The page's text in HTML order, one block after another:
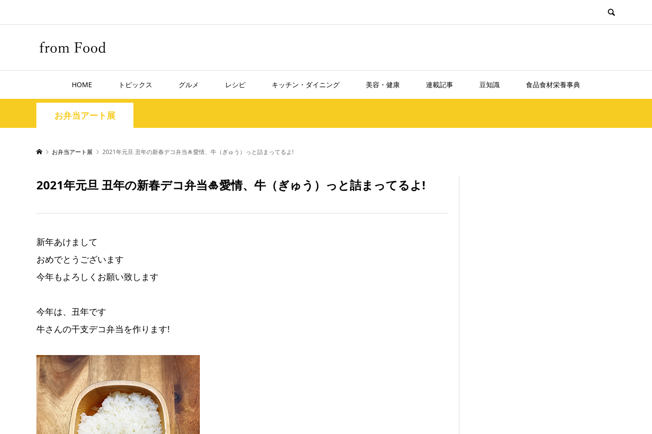
HOME トピックス グルメ レシピ キッチン・ダイニング 美容・健康 連載記事 豆知識 食品食材栄養事典
お弁当アート展
お弁当アート展 2021年元旦 丑年の新春デコ弁当🎍愛情、牛（ぎゅう）っと詰まってるよ!
2021年元旦 丑年の新春デコ弁当🎍愛情、牛（ぎゅう）っと詰まってるよ!
新年あけまして
おめでとうございます
今年もよろしくお願い致します
今年は、丑年です
牛さんの干支デコ弁当を作ります!